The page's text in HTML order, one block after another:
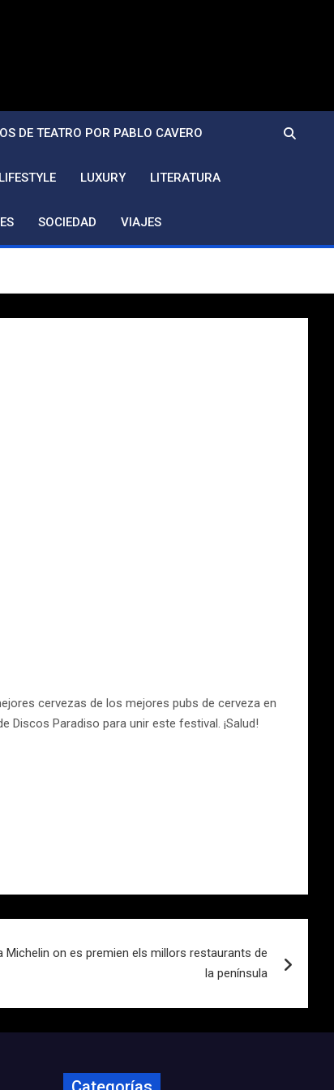
DE TEATRO POR PABLO CAVERO
LIFESTYLE LUXURY LITERATURA
SOCIEDAD VIAJES
cervezas de los mejores pubs de cerveza en
Discos Paradiso para unir este festival. ¡Salud!
Michelin on es premien els millors restaurants de
la península